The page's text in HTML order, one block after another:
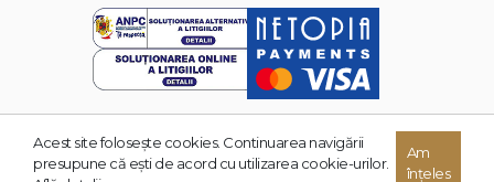
© 2026 Grupul Editorial TREI. Toate drepturile rezervate.
Acest site foloseşte cookies. Continuarea navigării
presupune că eşti de acord cu utilizarea cookie-urilor.
Am
înțeles